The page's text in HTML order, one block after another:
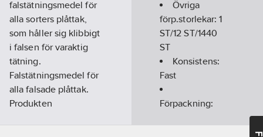
falstätningsmedel för
alla sorters plåttak,
som håller sig klibbigt
i falsen för varaktig
tätning.
Falstätningsmedel för
alla falsade plåttak.
Produkten
Övriga
förp.storlekar:1
ST/12 ST/1440
ST
Konsistens:
Fast
Förpackning: